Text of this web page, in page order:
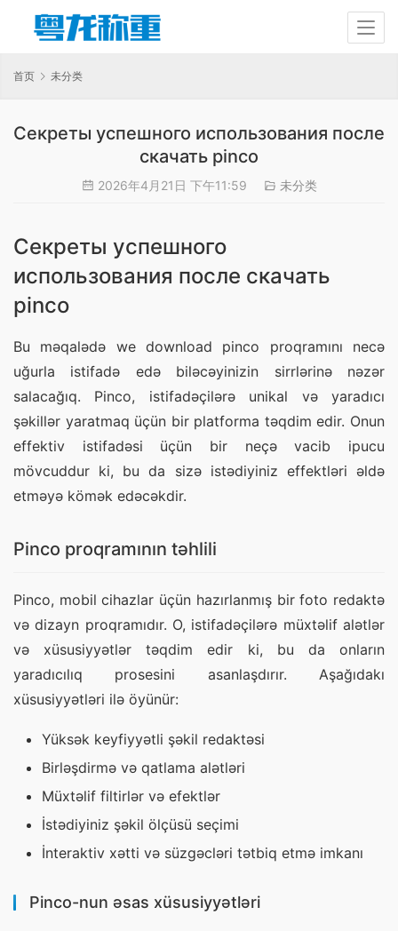
首页 未分类
Секреты успешного использования после
скачать pinco
2026年4月21日 下午11:59 未分类
Секреты успешного
использования после скачать
pinco
Bu məqalədə we download pinco proqramını necə
uğurla istifadə edə biləcəyinizin sirrlərinə nəzər
salacağıq. Pinco, istifadəçilərə unikal və yaradıcı
şəkillər yaratmaq üçün bir platforma təqdim edir. Onun
effektiv istifadəsi üçün bir neçə vacib ipucu
mövcuddur ki, bu da sizə istədiyiniz effektləri əldə
etməyə kömək edəcəkdir.
Pinco proqramının təhlili
Pinco, mobil cihazlar üçün hazırlanmış bir foto redaktə
və dizayn proqramıdır. O, istifadəçilərə müxtəlif alətlər
və xüsusiyyətlər təqdim edir ki, bu da onların
yaradıcılıq prosesini asanlaşdırır. Aşağıdakı
xüsusiyyətləri ilə öyünür:
Yüksək keyfiyyətli şəkil redaktəsi
Birləşdirmə və qatlama alətləri
Müxtəlif filtirlər və efektlər
İstədiyiniz şəkil ölçüsü seçimi
İnteraktiv xətti və süzgəcləri tətbiq etmə imkanı
Pinco-nun əsas xüsusiyyətləri